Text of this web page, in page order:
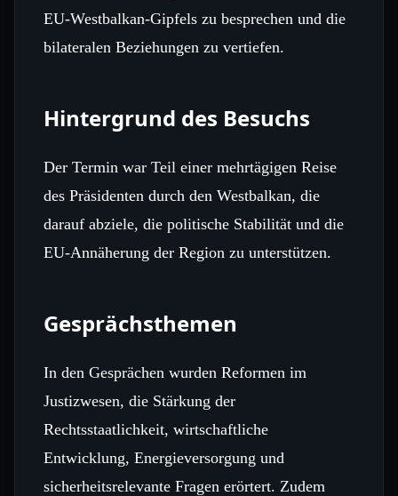
EU‑Westbalkan‑Gipfels zu besprechen und die
bilateralen Beziehungen zu vertiefen.
Hintergrund des Besuchs
Der Termin war Teil einer mehrtägigen Reise
des Präsidenten durch den Westbalkan, die
darauf abziele, die politische Stabilität und die
EU‑Annäherung der Region zu unterstützen.
Gesprächsthemen
In den Gesprächen wurden Reformen im
Justizwesen, die Stärkung der
Rechtsstaatlichkeit, wirtschaftliche
Entwicklung, Energieversorgung und
sicherheitsrelevante Fragen erörtert. Zudem